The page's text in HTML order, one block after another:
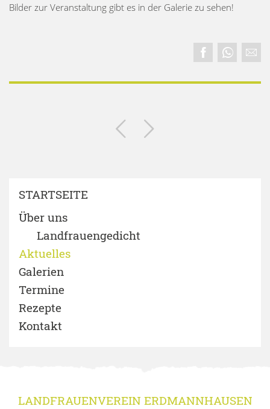
Bilder zur Veranstaltung gibt es in der Galerie zu sehen!
STARTSEITE
Über uns
Landfrauengedicht
Aktuelles
Galerien
Termine
Rezepte
Kontakt
LANDFRAUENVEREIN ERDMANNHAUSEN